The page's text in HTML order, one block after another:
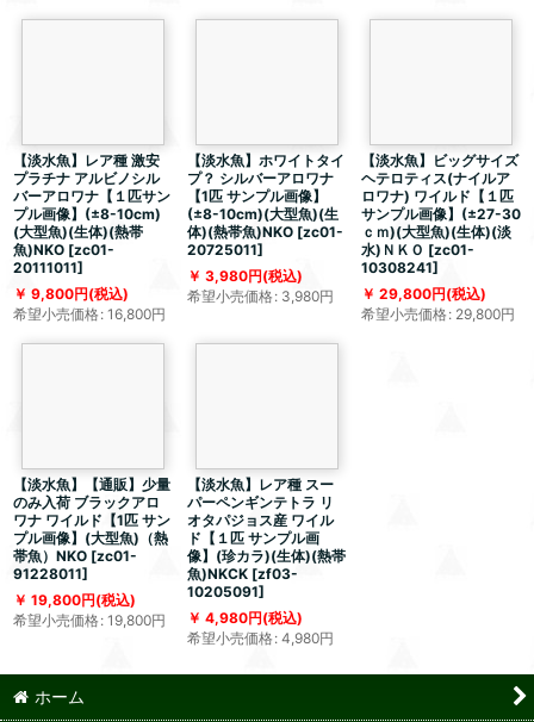
【淡水魚】レア種 激安
プラチナ アルビノシル
バーアロワナ【１匹サン
プル画像】(±8-10cm)
(大型魚)(生体)(熱帯
魚)NKO [zc01-
20111011]
9,800円(税込)
希望小売価格: 16,800円
【淡水魚】ホワイトタイ
プ？ シルバーアロワナ
【1匹 サンプル画像】
(±8-10cm)(大型魚)(生
体)(熱帯魚)NKO [zc01-
20725011]
3,980円(税込)
希望小売価格: 3,980円
【淡水魚】ビッグサイズ
ヘテロティス(ナイルア
ロワナ) ワイルド【１匹
サンプル画像】(±27-30
ｃｍ)(大型魚)(生体)(淡
水)ＮＫＯ [zc01-
10308241]
29,800円(税込)
希望小売価格: 29,800円
【淡水魚】【通販】少量
のみ入荷 ブラックアロ
ワナ ワイルド【1匹 サン
プル画像】(大型魚)（熱
帯魚）NKO [zc01-
91228011]
19,800円(税込)
希望小売価格: 19,800円
【淡水魚】レア種 スー
パーペンギンテトラ リ
オタパジョス産 ワイル
ド【１匹 サンプル画
像】(珍カラ)(生体)(熱帯
魚)NKCK [zf03-
10205091]
4,980円(税込)
希望小売価格: 4,980円
ホーム